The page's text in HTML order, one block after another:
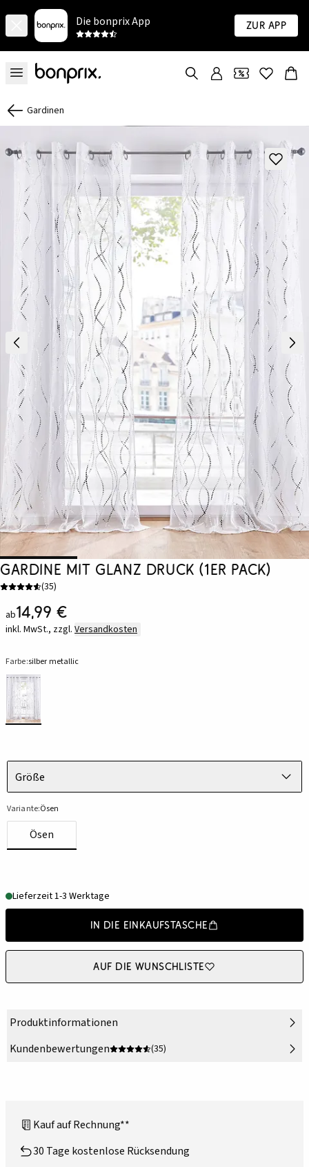
Die bonprix App Zur App
Gardinen
Gardine mit Glanz Druck (1er Pack)
(35)
ab14,99 €
inkl. MwSt., zzgl. Versandkosten
Farbe:silber metallic
Größe
Variante:Ösen
Ösen
Lieferzeit 1-3 Werktage
In die Einkaufstasche
Auf die Wunschliste
Produktinformationen
Kundenbewertungen
(35)
Kauf auf Rechnung**
30 Tage kostenlose Rücksendung